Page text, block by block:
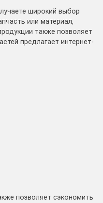
широкий выбор
или материал,
также позволяет
предлагает интернет-
позволяет сэкономить